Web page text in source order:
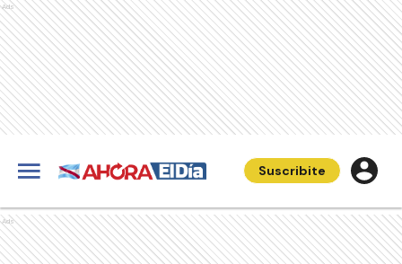
Ads
Suscribite
Ads